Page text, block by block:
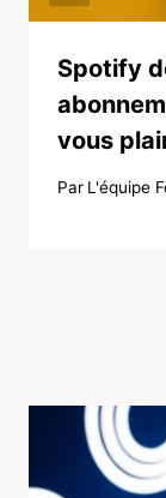
Spotify
vous
Par L'équipe